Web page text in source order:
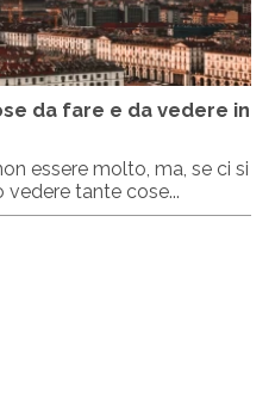
da fare e da vedere in
essere molto, ma, se ci si
vedere tante cose...